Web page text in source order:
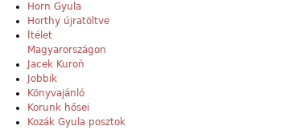
Horn Gyula
Horthy újratöltve
Ítélet
Magyarországon
Jacek Kuroń
Jobbik
Könyvajánló
Korunk hősei
Kozák Gyula posztok